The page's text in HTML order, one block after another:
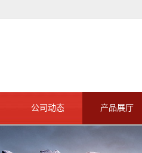
公司动态 产品展厅